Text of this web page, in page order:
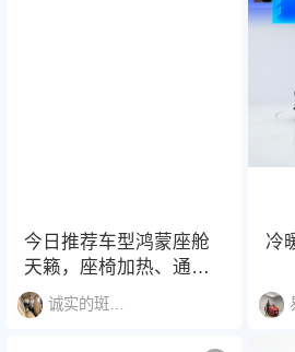
今日推荐车型鸿蒙座舱
天籁，座椅加热、通
风、按摩、方向盘加热
冷